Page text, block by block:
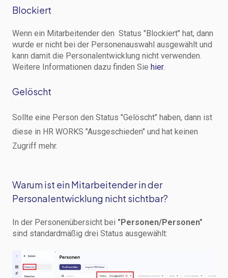
Blockiert
Wenn ein Mitarbeitender den Status "Blockiert" hat, dann
wurde er nicht bei der Personenauswahl ausgewählt und
kann damit die Personalentwicklung nicht verwenden.
Weitere Informationen dazu finden Sie hier.
Gelöscht
Sollte eine Person den Status "Gelöscht" haben, dann ist
diese in HR WORKS "Ausgeschieden" und hat keinen
Zugriff mehr.
Warum ist ein Mitarbeitender in der
Personalentwicklung nicht sichtbar?
In der Personenübersicht bei "Personen/Personen"
sind standardmäßig drei Status ausgewählt: